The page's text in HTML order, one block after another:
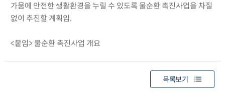
가뭄에 안전한 생활환경을 누릴 수 있도록 물순환 촉진사업을 차질
없이 추진할 계획임.
<붙임> 물순환 촉진사업 개요
목록보기